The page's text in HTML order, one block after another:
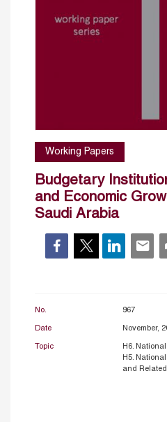
Working Papers
Budgetary
and Economic
Saudi Arabia
No. 967
Date November,
Topic
H6.
H5.
and